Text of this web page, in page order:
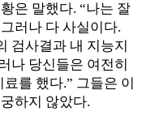
은 말했다. “나는 잘
러나 다 사실이다.
검사결과 내 지능지
나 당신들은 여전히
를 했다.” 그들은 이
하지 않았다.